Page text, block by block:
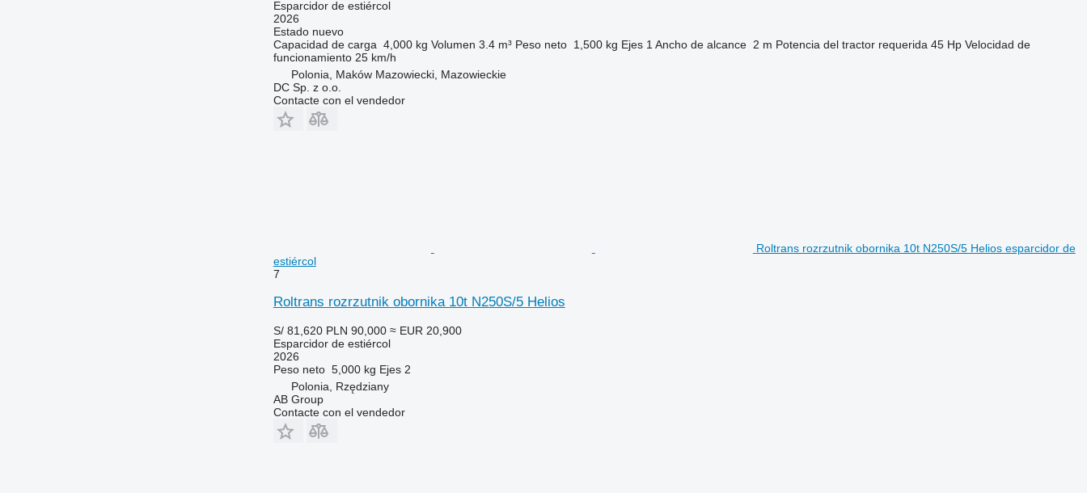
Esparcidor de estiércol
2026
Estadonuevo
Capacidad de carga 4,000 kg Volumen 3.4 m³ Peso neto 1,500 kg Ejes 1 Ancho de alcance 2 m Potencia del tractor requerida 45 Hp Velocidad de
funcionamiento 25 km/h
Polonia, Maków Mazowiecki, Mazowieckie
DC Sp. z o.o.
Contacte con el vendedor
Roltrans rozrzutnik obornika 10t N250S/5 Helios esparcidor de
estiércol
7
Roltrans rozrzutnik obornika 10t N250S/5 Helios
S/ 81,620 PLN 90,000 ≈ EUR 20,900
Esparcidor de estiércol
2026
Peso neto 5,000 kg Ejes 2
Polonia, Rzędziany
AB Group
Contacte con el vendedor